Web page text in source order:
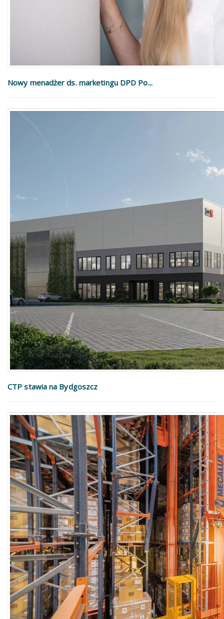
Nowy menadżer ds. marketingu DPD Po...
CTP stawia na Bydgoszcz